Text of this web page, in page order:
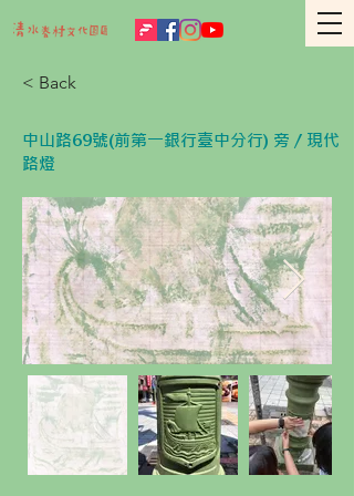
< Back
中山路69號(前第一銀行臺中分行) 旁 / 現代
路燈